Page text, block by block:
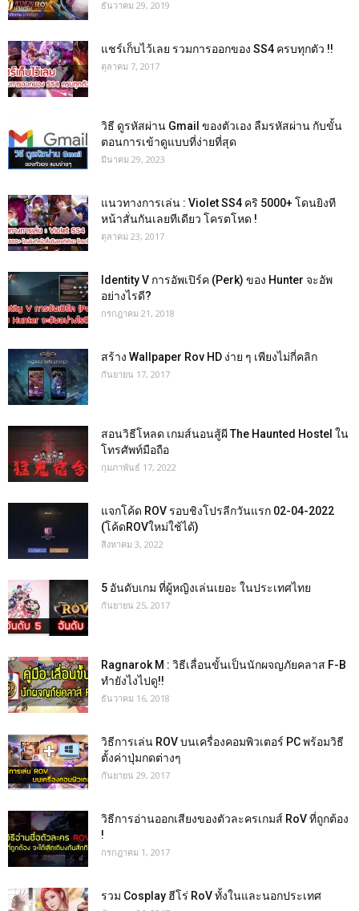
ธันวาคม 29, 2019
แชร์เก็บไว้เลย รวมการออกของ SS4 ครบทุกตัว !!
ตุลาคม 7, 2017
วิธี ดูรหัสผ่าน Gmail ของตัวเอง ลืมรหัสผ่าน กับขั้น
ตอนการเข้าดูแบบที่ง่ายที่สุด
มีนาคม 29, 2023
แนวทางการเล่น : Violet SS4 คริ 5000+ โดนยิงที
หน้าสั่นกันเลยทีเดียว โครตโหด !
ตุลาคม 23, 2017
Identity V การอัพเปิร์ค (Perk) ของ Hunter จะอัพ
อย่างไรดี?
กรกฎาคม 21, 2018
สร้าง Wallpaper Rov HD ง่าย ๆ เพียงไม่กี่คลิก
กันยายน 17, 2017
สอนวิธีโหลด เกมส์นอนสู้ผี The Haunted Hostel ใน
โทรศัพท์มือถือ
กุมภาพันธ์ 17, 2022
แจกโค้ด ROV รอบชิงโปรลีกวันแรก 02-04-2022
(โค้ดROVใหม่ใช้ได้)
สิงหาคม 3, 2022
5 อันดับเกม ที่ผู้หญิงเล่นเยอะ ในประเทศไทย
กันยายน 25, 2017
Ragnarok M : วิธีเลื่อนขั้นเป็นนักผจญภัยคลาส F-B
ทำยังไงไปดู!!
ธันวาคม 16, 2018
วิธีการเล่น ROV บนเครื่องคอมพิวเตอร์ PC พร้อมวิธี
ตั้งค่าปุ่มกดต่างๆ
กันยายน 29, 2017
วิธีการอ่านออกเสียงของตัวละครเกมส์ RoV ที่ถูกต้อง
!
กรกฎาคม 1, 2017
รวม Cosplay ฮีโร่ RoV ทั้งในและนอกประเทศ